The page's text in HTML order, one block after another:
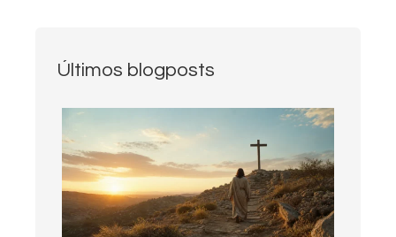
Últimos blogposts